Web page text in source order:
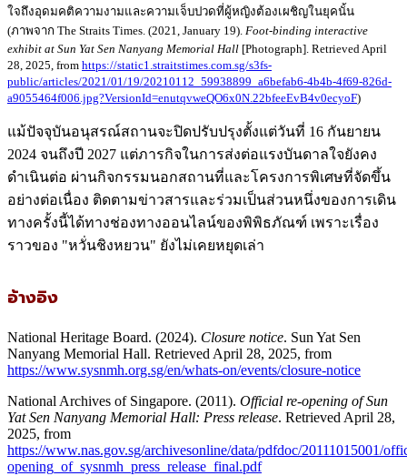
ใจถึงอุดมคติความงามและความเจ็บปวดที่ผู้หญิงต้องเผชิญในยุคนั้น
(ภาพจาก The Straits Times. (2021, January 19). Foot-binding interactive
exhibit at Sun Yat Sen Nanyang Memorial Hall [Photograph]. Retrieved April
28, 2025, from https://static1.straitstimes.com.sg/s3fs-
public/articles/2021/01/19/20210112_59938899_a6befab6-4b4b-4f69-826d-
a9055464f006.jpg?VersionId=enutqvweQO6x0N.22bfeeEvB4v0ecyoF)
แม้ปัจจุบันอนุสรณ์สถานจะปิดปรับปรุงตั้งแต่วันที่ 16 กันยายน
2024 จนถึงปี 2027 แต่ภารกิจในการส่งต่อแรงบันดาลใจยังคง
ดำเนินต่อ ผ่านกิจกรรมนอกสถานที่และโครงการพิเศษที่จัดขึ้น
อย่างต่อเนื่อง ติดตามข่าวสารและร่วมเป็นส่วนหนึ่งของการเดิน
ทางครั้งนี้ได้ทางช่องทางออนไลน์ของพิพิธภัณฑ์ เพราะเรื่อง
ราวของ "หวั่นชิงหยวน" ยังไม่เคยหยุดเล่า
อ้างอิง
National Heritage Board. (2024). Closure notice. Sun Yat Sen
Nanyang Memorial Hall. Retrieved April 28, 2025, from
https://www.sysnmh.org.sg/en/whats-on/events/closure-notice
National Archives of Singapore. (2011). Official re-opening of Sun
Yat Sen Nanyang Memorial Hall: Press release. Retrieved April 28,
2025, from
https://www.nas.gov.sg/archivesonline/data/pdfdoc/20111015001/
opening_of_sysnmh_press_release_final.pdf